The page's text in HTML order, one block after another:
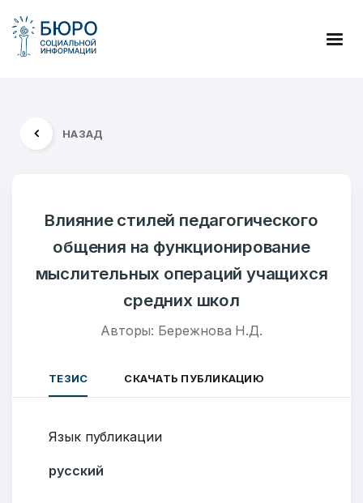
НАЗАД
Влияние стилей педагогического
общения на функционирование
мыслительных операций учащихся
средних школ
Авторы: Бережнова Н.Д.
ТЕЗИС СКАЧАТЬ ПУБЛИКАЦИЮ
Язык публикации
русский